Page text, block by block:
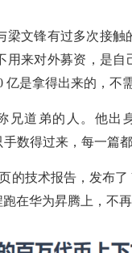
文锋有过多次接
用来对外募资，是
是拿得出来的，不
道弟的人。他出
手数得过来，每一
页的技术报告，发布
在华为昇腾上，不再